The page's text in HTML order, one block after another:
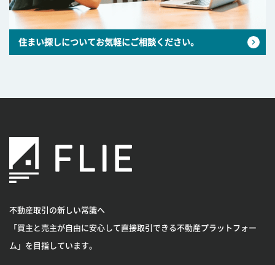
住まい探しについてお気軽にご相談ください。
不動産取引の新しい常識へ
「買主と売主が自由に安心して直接取引できる不動産プラットフォー
ム」を目指しています。